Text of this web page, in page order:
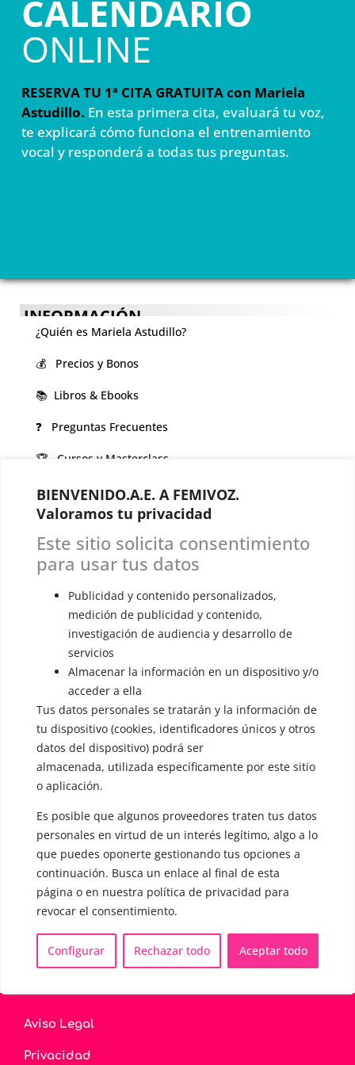
BIENVENIDO.A.E. A FEMIVOZ.
Valoramos tu privacidad
Este sitio solicita consentimiento
para usar tus datos
Publicidad y contenido personalizados,
medición de publicidad y contenido,
investigación de audiencia y desarrollo de
servicios
Almacenar la información en un dispositivo y/o
acceder a ella
Tus datos personales se tratarán y la información de
tu dispositivo (cookies, identificadores únicos y otros
datos del dispositivo) podrá ser
almacenada, utilizada específicamente por este sitio
o aplicación.
Es posible que algunos proveedores traten tus datos
personales en virtud de un interés legítimo, algo a lo
que puedes oponerte gestionando tus opciones a
continuación. Busca un enlace al final de esta
página o en nuestra política de privacidad para
revocar el consentimiento.
Configurar Rechazar todo Aceptar todo
CALENDARIO
ONLINE
RESERVA TU 1ª CITA GRATUITA con Mariela
Astudillo. En esta primera cita, evaluará tu voz,
te explicará cómo funciona el entrenamiento
vocal y responderá a todas tus preguntas.
INFORMACIÓN
¿Quién es Mariela Astudillo?
💰 Precios y Bonos
📚 Libros & Ebooks
❓ Preguntas Frecuentes
🏆 Cursos y Masterclass
VOCES LGBTQIA+ 🏳️‍🌈
▪️ Feminización de la voz
▪️ Masculinización de la voz
▪️ Neutralización de la voz
▪️ Dualización de la voz
▪️ Androginización de la voz
OTRAS SESIONES
▪️ Caracterización de la voz
▪️ Voz virilizada por esteroides
▪️ Modificación del acento
🟥 CIRUGÍA: Glotoplastia
CONTACTO Y CITAS
✅Pide tu CITA ONLINE
WhatsApp :+34 625 14 46 47
Email : contacto@femivoz.es
Aviso Legal
Privacidad